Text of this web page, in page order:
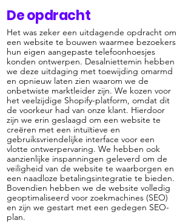
De opdracht
Het was zeker een uitdagende opdracht om
een website te bouwen waarmee bezoekers
hun eigen aangepaste telefoonhoesjes
konden ontwerpen. Desalniettemin hebben
we deze uitdaging met toewijding omarmd
en opnieuw laten zien waarom we de
onbetwiste marktleider zijn. We kozen voor
het veelzijdige Shopify-platform, omdat dit
de voorkeur had van onze klant. Hierdoor
zijn we erin geslaagd om een website te
creëren met een intuïtieve en
gebruiksvriendelijke interface voor een
vlotte ontwerpervaring. We hebben ook
aanzienlijke inspanningen geleverd om de
veiligheid van de website te waarborgen en
een naadloze betalingsintegratie te bieden.
Bovendien hebben we de website volledig
geoptimaliseerd voor zoekmachines (SEO)
en zijn we gestart met een gedegen SEO-
plan.